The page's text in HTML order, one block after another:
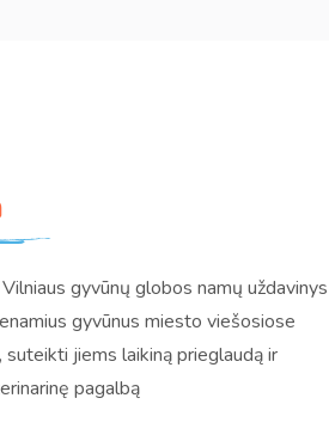
gyvūnų globos namų uždavinys
gyvūnus miesto viešosiose
jiems laikiną prieglaudą ir
pagalbą